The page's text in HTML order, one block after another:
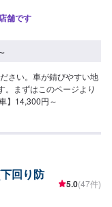
舗です
さい。車が錆びやすい地
。まずはこのページより
】14,300円～
回り防
5.0(47件)